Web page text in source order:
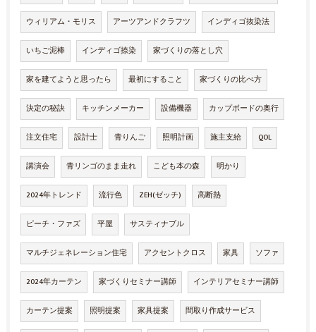
ウィリアム・モリス アーツアンドクラフツ インディゴ抜染法
いちご泥棒 インディゴ捺染 家づくりの落とし穴
家を建てようと思ったら 最初にすること 家づくりの比べ方
決定の秘訣 キッチンメーカー 設備機器 カップボードの奥行
注文住宅 設計士 青りんご 照明計画 施主支給 QOL
講演会 青リンゴのまま走れ こども本の森 明かり
2024年トレンド 流行色 ZEH(ゼッチ) 高断熱
ピーチ・ファズ 平屋 サスティナブル
マルチジェネレーション住宅 アクセントクロス 家具 ソファ
2024年カーテン 家づくりセミナー講師 インテリアセミナー講師
カーテン提案 照明提案 家具提案 間取り作成サービス